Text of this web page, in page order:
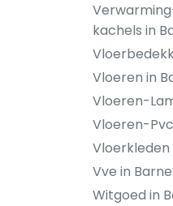
kachels in
Vloeren in
Vloeren-
Vloeren-
Vloerkleden
Vve in
Witgoed in